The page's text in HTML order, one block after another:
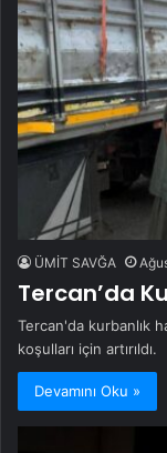
ÜMİT SAVĞA
Tercan’da
Tercan'da kurbanlık
koşulları için artırıldı.
Devamını Oku »